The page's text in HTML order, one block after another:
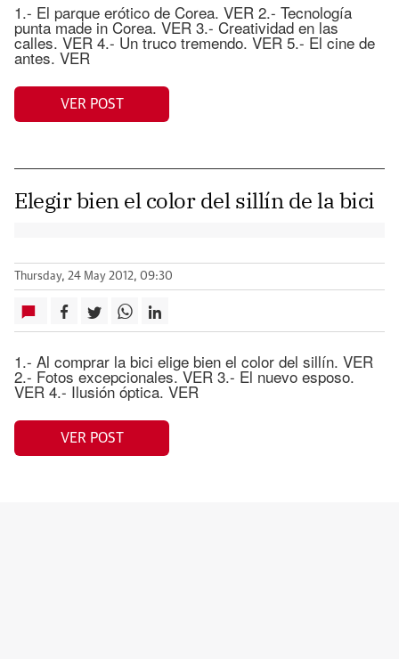
1.- El parque erótico de Corea. VER 2.- Tecnología
punta made in Corea. VER 3.- Creatividad en las
calles. VER 4.- Un truco tremendo. VER 5.- El cine de
antes. VER
VER POST
Elegir bien el color del sillín de la bici
Thursday, 24 May 2012, 09:30
1.- Al comprar la bici elige bien el color del sillín. VER
2.- Fotos excepcionales. VER 3.- El nuevo esposo.
VER 4.- Ilusión óptica. VER
VER POST